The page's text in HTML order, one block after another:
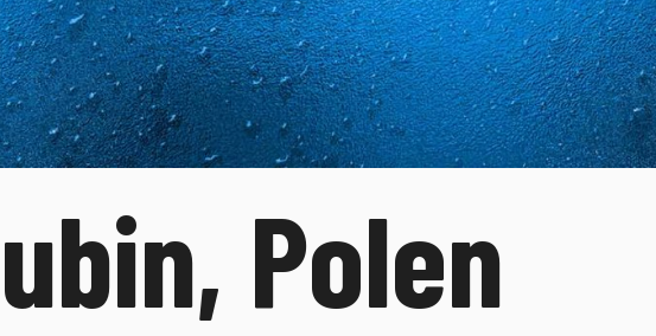
Polen